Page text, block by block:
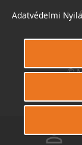
©
Adatvédelmi